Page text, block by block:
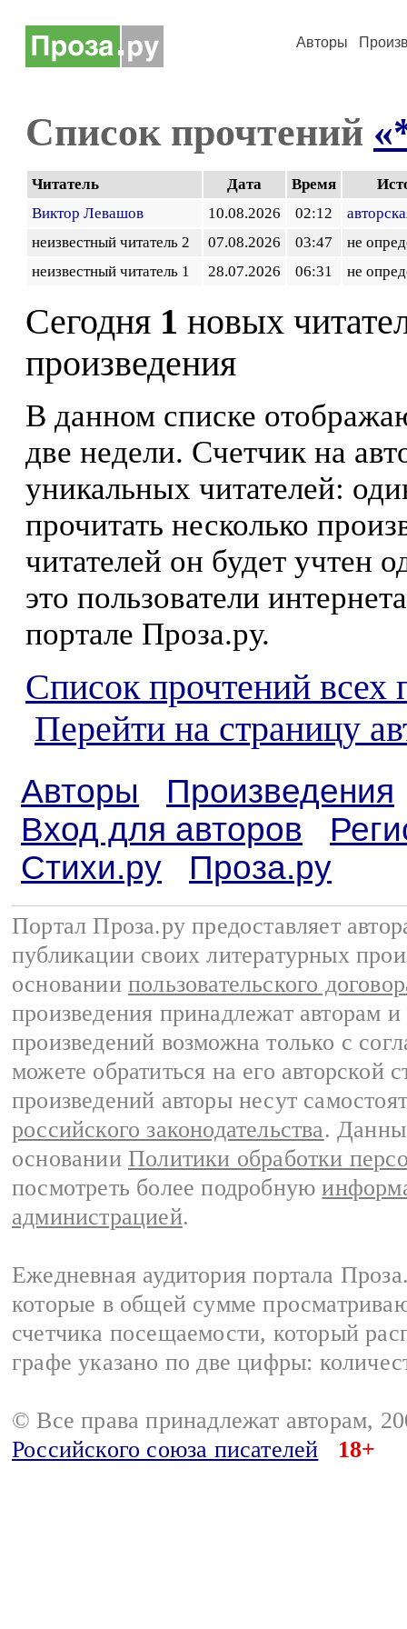
Авторы
Список прочтений
Читатель Дата Время
Виктор Левашов
10.08.2026 02:12
неизвестный читатель 2
07.08.2026 03:47
не
неизвестный читатель 1
28.07.2026 06:31 не
Сегодня 1 новых
произведения
В данном списке
две недели. Счетчик на
уникальных читателей:
прочитать несколько
читателей он будет учтен
это пользователи
портале Проза.ру.
Список прочтений всех
Перейти на страницу
Авторы
Произведения
Вход для авторов
Стихи.ру
Проза.ру
Портал Проза.ру предоставляет
публикации своих литературных
основании пользовательского
произведения принадлежат авторам
произведений возможна только с
можете обратиться на его авторской
произведений авторы несут
российского законодательства.
основании Политики обработки
посмотреть более подробную
администрацией.
Ежедневная аудитория портала
которые в общей сумме
счетчика посещаемости, который
графе указано по две цифры:
© Все права принадлежат авторам,
Российского союза писателей
18+